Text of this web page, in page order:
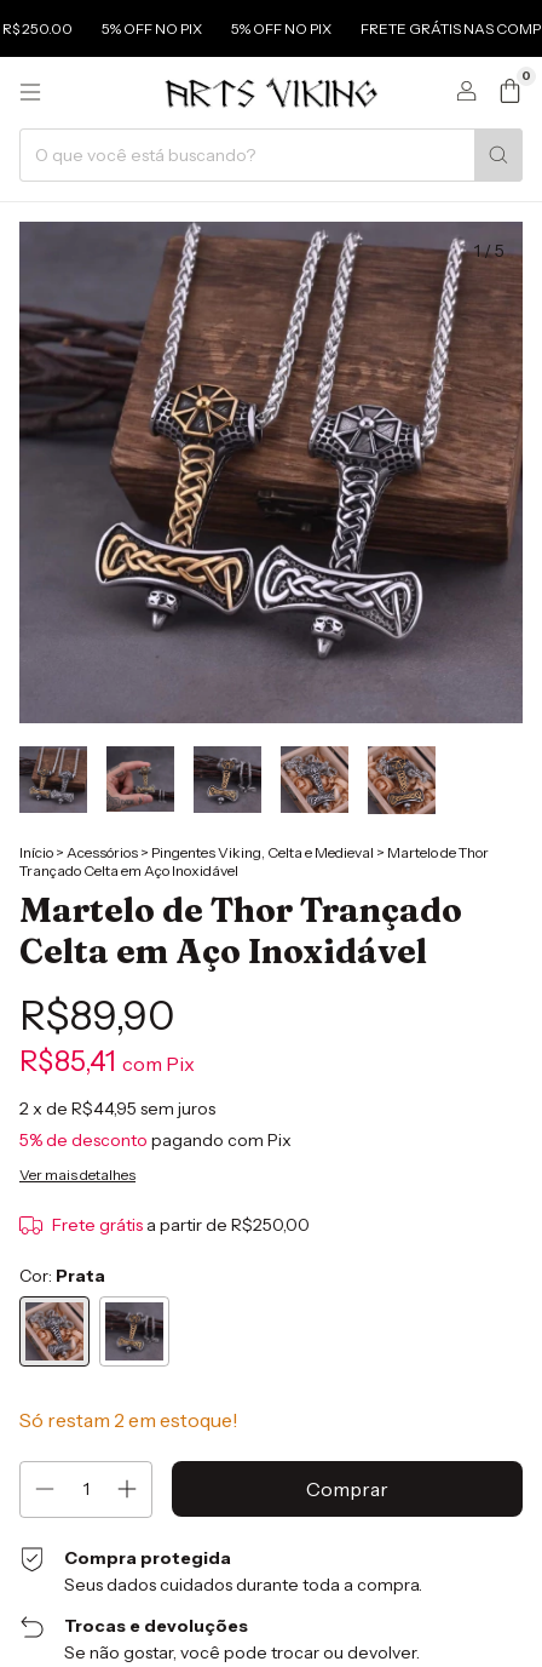
5% OFF NO PIX 5% OFF NO PIX FRETE GRÁTIS NAS COMPRAS
0
1/5
Início > Acessórios > Pingentes Viking, Celta e Medieval > Martelo de Thor
Trançado Celta em Aço Inoxidável
Martelo de Thor Trançado
Celta em Aço Inoxidável
R$89,90
R$85,41 com Pix
2x de R$44,95 sem juros
5% de desconto pagando com Pix
Ver mais detalhes
Frete grátis a partir de R$250,00
Cor: Prata
Só restam 2 em estoque!
Compra protegida
Seus dados cuidados durante toda a compra.
Trocas e devoluções
Se não gostar, você pode trocar ou devolver.